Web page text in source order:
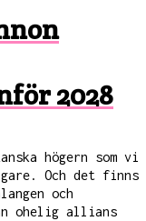
2028
högern som vi
Och det finns
och
ohelig allians